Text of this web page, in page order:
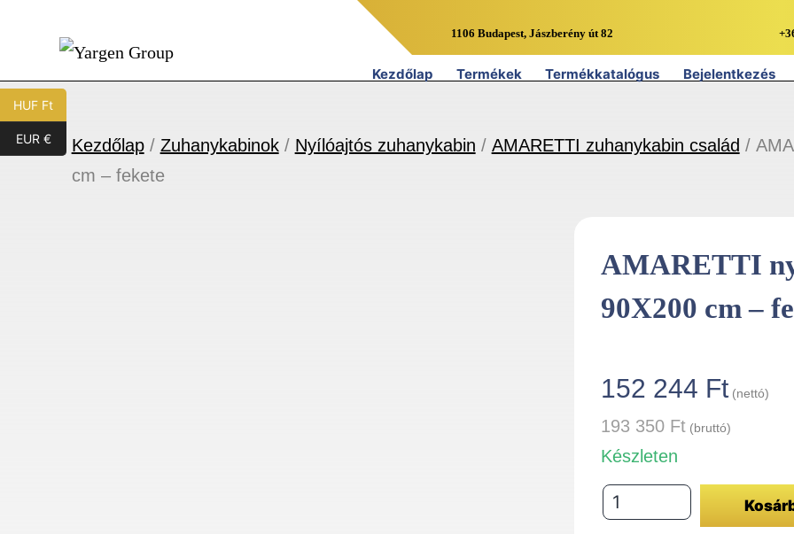
1106 Budapest, Jászberény út 82
Yargen
Group
Kezdőlap Termékek Termékkatalógus Bejelentkezés
Kezdőlap/ Zuhanykabinok/ Nyílóajtós zuhanykabin / AMARETTI zuhanykabin család /
cm – fekete
AMARETTI
90X200 cm –
152 244 Ft (nettó)
193 350 Ft (bruttó)
Készleten
AMARETTI
nyílóajtós
HUF Ft
EUR €